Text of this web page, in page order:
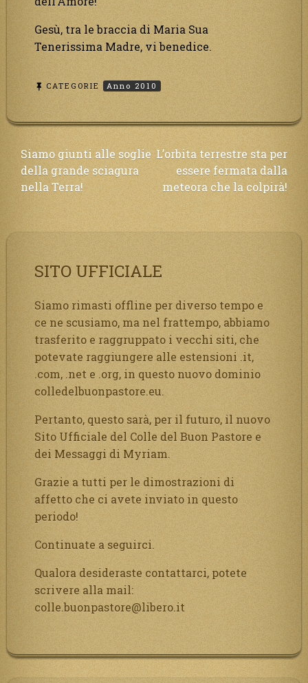
Gesù, tra le braccia di Maria Sua
Tenerissima Madre, vi benedice.
CATEGORIE Anno 2010
Navigazione
articoli
Siamo giunti alle soglie
della grande sciagura
nella Terra!
L’orbita terrestre sta per
essere fermata dalla
meteora che la colpirà!
SITO UFFICIALE
Siamo rimasti offline per diverso tempo e
ce ne scusiamo, ma nel frattempo, abbiamo
trasferito e raggruppato i vecchi siti, che
potevate raggiungere alle estensioni .it,
.com, .net e .org, in questo nuovo dominio
colledelbuonpastore.eu.
Pertanto, questo sarà, per il futuro, il nuovo
Sito Ufficiale del Colle del Buon Pastore e
dei Messaggi di Myriam.
Grazie a tutti per le dimostrazioni di
affetto che ci avete inviato in questo
periodo!
Continuate a seguirci.
Qualora desideraste contattarci, potete
scrivere alla mail:
colle.buonpastore@libero.it